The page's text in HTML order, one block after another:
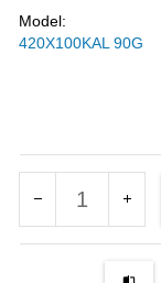
Model:
420X100KAL 90G